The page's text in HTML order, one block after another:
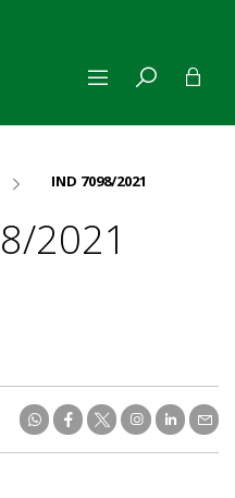
IND 7098/2021
2021